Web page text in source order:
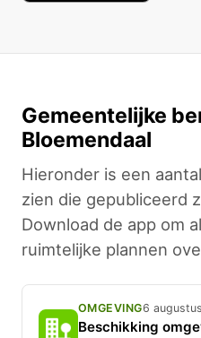
Gemeentelijke
Bloemendaal
Hieronder is een
zien die gepubliceerd
Download de app om
ruimtelijke plannen
OMGEVING6
Beschikking